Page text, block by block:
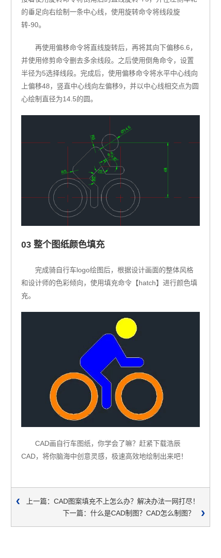
的垂足向右绘制一条中心线，使用旋转命令将线段旋
转-90。
再使用偏移命令将直线旋转后，再将其向下偏移6.6，
并使用修剪命令删去多余线段。之后使用倒角命令，设置
半径为5选择线段。完成后，使用偏移命令将水平中心线向
上偏移48，竖直中心线向左偏移9，并以中心线相交点为圆
心绘制直径为14.5的圆。
03 整个图纸颜色填充
完成骑自行车logo绘图后，根据设计画面的整体风格
和设计师的色彩倾向，使用填充命令【hatch】进行颜色填
充。
CAD画自行车图纸，你学会了嘛？赶紧下载浩辰
CAD，将你脑海中创意灵感，极速高效地绘制出来吧！
上一篇：CAD图案填充不上怎么办？解决办法一网打尽！
下一篇：什么是CAD制图？CAD怎么制图？